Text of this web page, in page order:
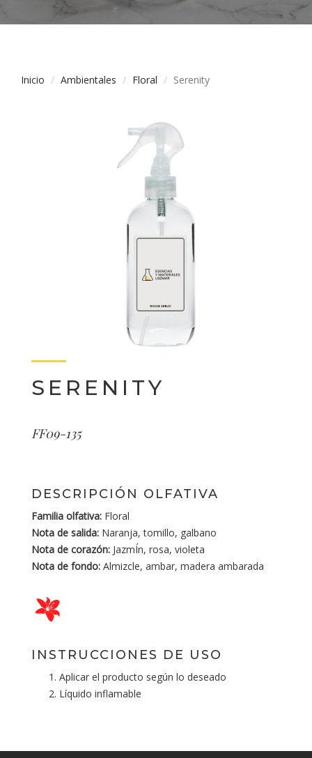
Inicio Ambientales Floral Serenity
SERENITY
FF09-135
DESCRIPCIÓN OLFATIVA
Familia olfativa: Floral
Nota de salida: Naranja, tomillo, galbano
Nota de corazón: JazmÍn, rosa, violeta
Nota de fondo: Almizcle, ambar, madera ambarada
INSTRUCCIONES DE USO
Aplicar el producto según lo deseado
Líquido inflamable